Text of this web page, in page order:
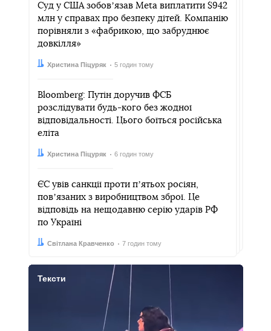
Суд у США зобовʼязав Meta виплатити $942
млн у справах про безпеку дітей. Компанію
порівняли з «фабрикою, що забруднює
довкілля»
Автор:
Христина Піцуряк
Дата: 5 годин тому
Bloomberg: Путін доручив ФСБ
розслідувати будь-кого без жодної
відповідальності. Цього боїться російська
еліта
Автор:
Христина Піцуряк
Дата: 6 годин тому
ЄС увів санкції проти пʼятьох росіян,
повʼязаних з виробництвом зброї. Це
відповідь на нещодавню серію ударів РФ
по Україні
Автор:
Світлана Кравченко
Дата: 7 годин тому
Тексти